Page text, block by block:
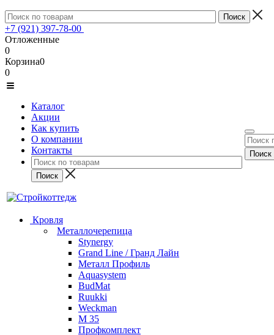
+7 (921) 397-78-00
Отложенные
0
Корзина0
0
Каталог
Акции
Как купить
О компании
Контакты
Кровля
Металлочерепица
Stynergy
Grand Line / Гранд Лайн
Металл Профиль
Aquasystem
BudMat
Ruukki
Weckman
М 35
Профкомплект